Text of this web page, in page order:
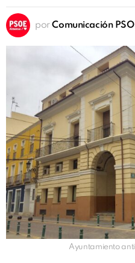
por Comunicación
Ayuntamiento